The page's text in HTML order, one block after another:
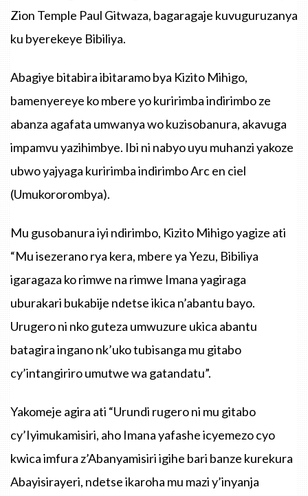
Zion Temple Paul Gitwaza, bagaragaje kuvuguruzanya
ku byerekeye Bibiliya.
Abagiye bitabira ibitaramo bya Kizito Mihigo,
bamenyereye ko mbere yo kuririmba indirimbo ze
abanza agafata umwanya wo kuzisobanura, akavuga
impamvu yazihimbye. Ibi ni nabyo uyu muhanzi yakoze
ubwo yajyaga kuririmba indirimbo Arc en ciel
(Umukororombya).
Mu gusobanura iyi ndirimbo, Kizito Mihigo yagize ati
“Mu isezerano rya kera, mbere ya Yezu, Bibiliya
igaragaza ko rimwe na rimwe Imana yagiraga
uburakari bukabije ndetse ikica n’abantu bayo.
Urugero ni nko guteza umwuzure ukica abantu
batagira ingano nk’uko tubisanga mu gitabo
cy’intangiriro umutwe wa gatandatu”.
Yakomeje agira ati “Urundi rugero ni mu gitabo
cy’Iyimukamisiri, aho Imana yafashe icyemezo cyo
kwica imfura z’Abanyamisiri igihe bari banze kurekura
Abayisirayeri, ndetse ikaroha mu mazi y’inyanja